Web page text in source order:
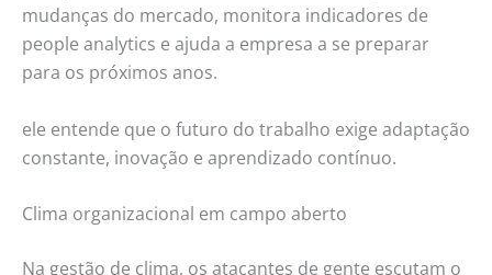
mudanças do mercado, monitora indicadores de
people analytics e ajuda a empresa a se preparar
para os próximos anos.
ele entende que o futuro do trabalho exige adaptação
constante, inovação e aprendizado contínuo.
Clima organizacional em campo aberto
Na gestão de clima, os atacantes de gente escutam o